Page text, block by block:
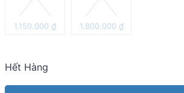
1.150.000 ₫ 1.800.000 ₫
Hết Hàng